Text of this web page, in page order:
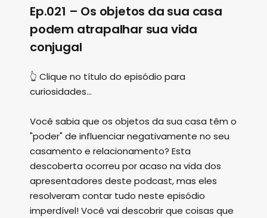
Ep.021 – Os objetos da sua casa
podem atrapalhar sua vida
conjugal
👆 Clique no título do episódio para
curiosidades...
Você sabia que os objetos da sua casa têm o
"poder" de influenciar negativamente no seu
casamento e relacionamento? Esta
descoberta ocorreu por acaso na vida dos
apresentadores deste podcast, mas eles
resolveram contar tudo neste episódio
imperdível! Você vai descobrir que coisas que